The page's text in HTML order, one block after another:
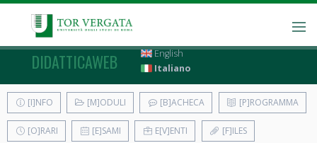
DIDATTICAWEB
English
Italiano
[I]NFO [M]ODULI [B]ACHECA [P]ROGRAMMA
[O]RARI [E]SAMI E[V]ENTI [F]ILES